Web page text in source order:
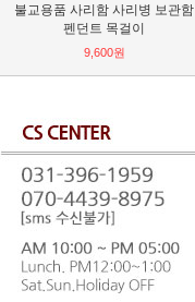
불교용품 사리함 사리병 보관함
펜던트 목걸이
9,600원